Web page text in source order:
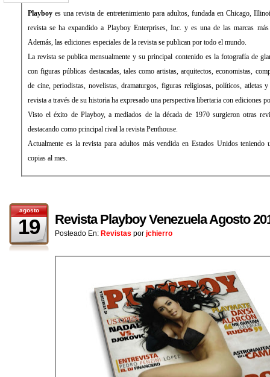
Playboy es una revista de entretenimiento para adultos, fundada en Chicago,
revista se ha expandido a Playboy Enterprises, Inc. y es una de las marcas
Además, las ediciones especiales de la revista se publican por todo el mundo.
La revista se publica mensualmente y su principal contenido es la fotografía de
con figuras públicas destacadas, tales como artistas, arquitectos, economistas,
de cine, periodistas, novelistas, dramaturgos, figuras religiosas, políticos, atletas
revista a través de su historia ha expresado una perspectiva libertaria con ediciones
Visto el éxito de Playboy, a mediados de la década de 1970 surgieron otras
destacando como principal rival la revista Penthouse.
Actualmente es la revista para adultos más vendida en Estados Unidos
copias al mes.
agosto
19 Revista Playboy Venezuela Agosto
Posteado En: Revistas por jchierro